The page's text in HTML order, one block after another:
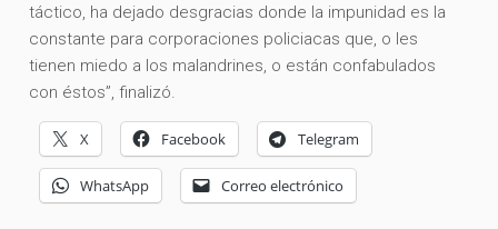
táctico, ha dejado desgracias donde la impunidad es la
constante para corporaciones policiacas que, o les
tienen miedo a los malandrines, o están confabulados
con éstos”, finalizó.
X Facebook Telegram
WhatsApp Correo electrónico